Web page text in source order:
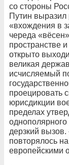
со стороны
Путин выразил
«вхождения в
череда
пространстве
открыто
великая
исчисляемый
проецировать
юрисдикции
пределах
дерзкий
повторялось
европейскими